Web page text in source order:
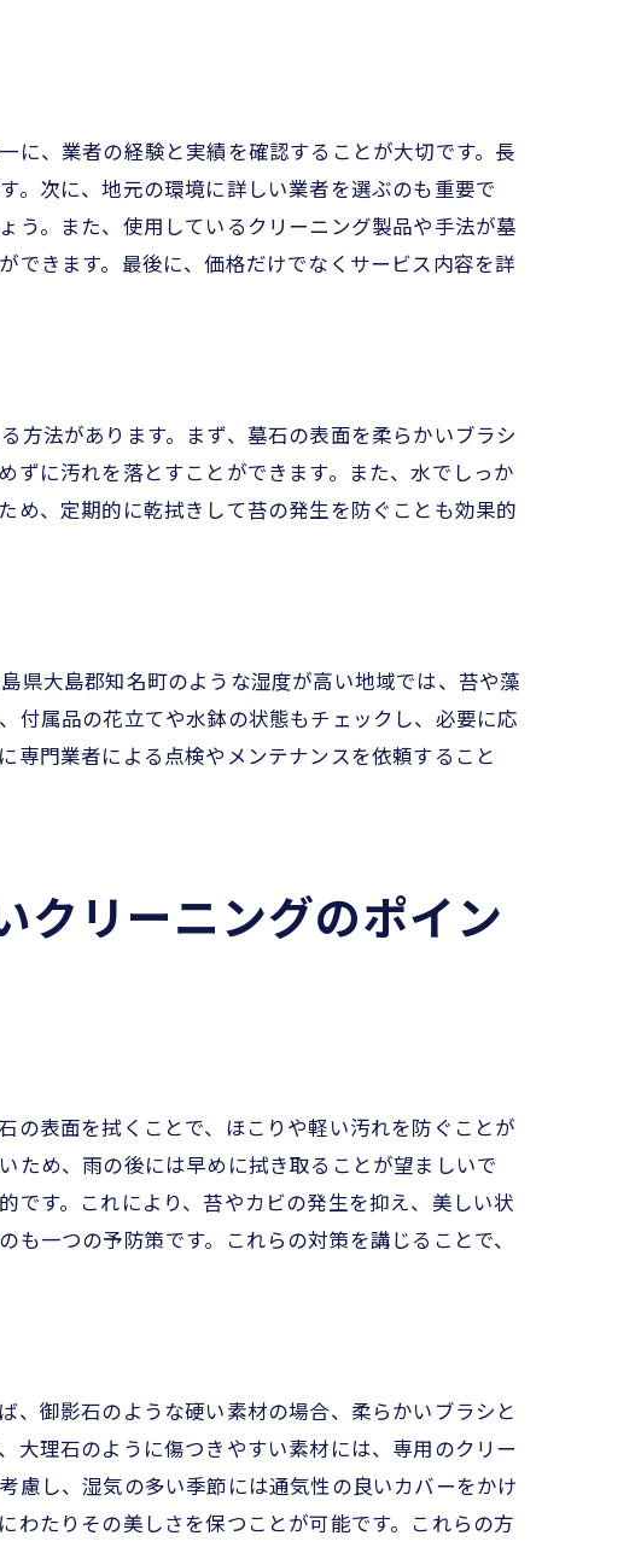
に、業者の経験と実績を確認することが大切です。長
。次に、地元の環境に詳しい業者を選ぶのも重要で
う。また、使用しているクリーニング製品や手法が墓
できます。最後に、価格だけでなくサービス内容を詳
方法があります。まず、墓石の表面を柔らかいブラシ
ずに汚れを落とすことができます。また、水でしっか
め、定期的に乾拭きして苔の発生を防ぐことも効果的
県大島郡知名町のような湿度が高い地域では、苔や藻
付属品の花立てや水鉢の状態もチェックし、必要に応
専門業者による点検やメンテナンスを依頼すること
クリーニングのポイン
の表面を拭くことで、ほこりや軽い汚れを防ぐことが
ため、雨の後には早めに拭き取ることが望ましいで
です。これにより、苔やカビの発生を抑え、美しい状
一つの予防策です。これらの対策を講じることで、
、御影石のような硬い素材の場合、柔らかいブラシと
大理石のように傷つきやすい素材には、専用のクリー
慮し、湿気の多い季節には通気性の良いカバーをかけ
わたりその美しさを保つことが可能です。これらの方